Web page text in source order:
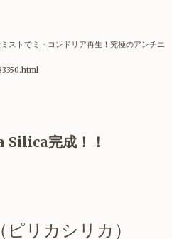
ストでミトコンドリア再生！究極のアンチエ
Silica完成！！
（ピリカシリカ）